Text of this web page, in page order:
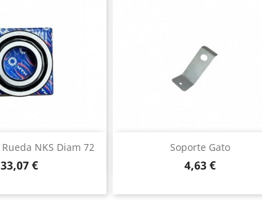
NKS Diam 72
Precio
33,07 €
rápida Soporte Gato
Precio
4,63 €
Vista rápida